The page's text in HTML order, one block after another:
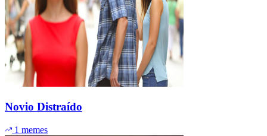
Novio Distraído
1 memes